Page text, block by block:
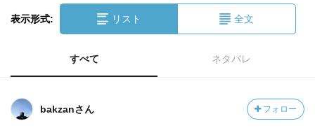
表示形式: リスト 全文
すべて ネタバレ
bakzanさん フォロー